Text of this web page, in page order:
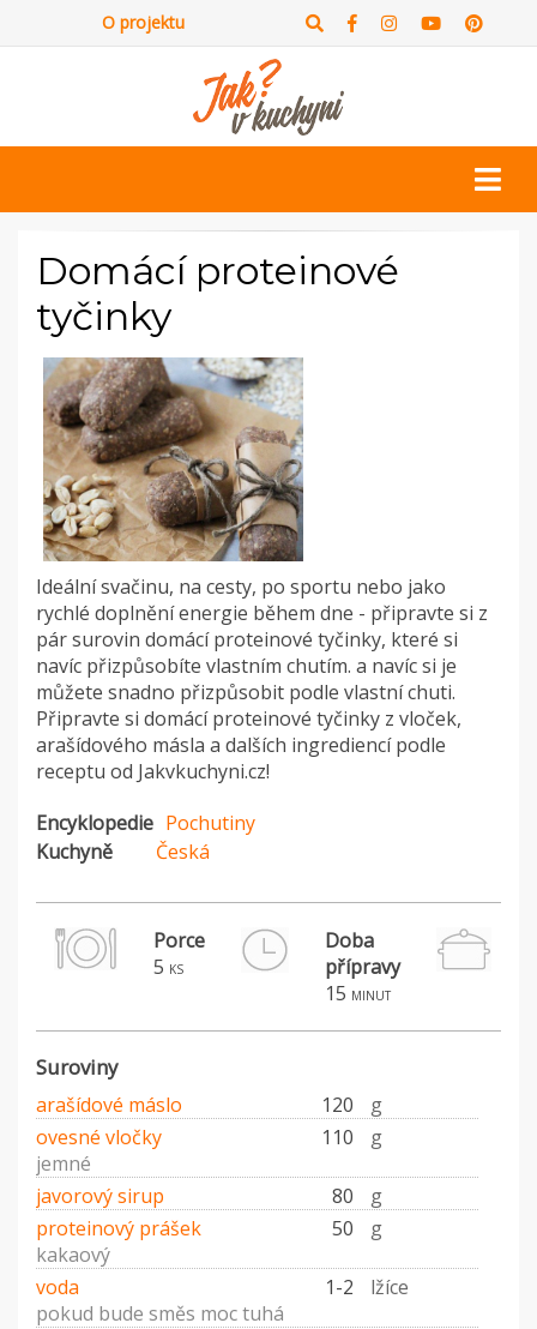
O projektu
Domácí proteinové
tyčinky
Ideální svačinu, na cesty, po sportu nebo jako
rychlé doplnění energie během dne - připravte si z
pár surovin domácí proteinové tyčinky, které si
navíc přizpůsobíte vlastním chutím. a navíc si je
můžete snadno přizpůsobit podle vlastní chuti.
Připravte si domácí proteinové tyčinky z vloček,
arašídového másla a dalších ingrediencí podle
receptu od Jakvkuchyni.cz!
Encyklopedie Pochutiny
Kuchyně
Česká
Porce
5 ks
Doba
přípravy
15 minut
Suroviny
arašídové máslo 120
g
ovesné vločky
110
g
jemné
javorový sirup
80
g
proteinový prášek
50
g
kakaový
voda
1-2
lžíce
pokud bude směs moc tuhá